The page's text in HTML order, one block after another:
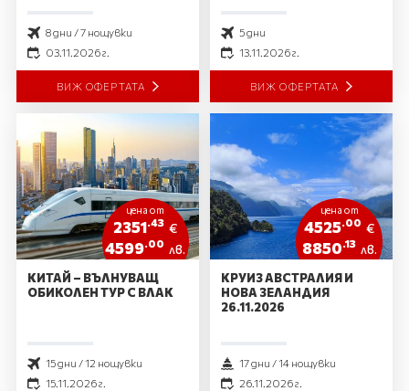
8 дни / 7 нощувки
03.11.2026 г.
ВИЖ ОФЕРТАТА
5 дни
13.11.2026 г.
ВИЖ ОФЕРТАТА
цена от
2351.43 €
4599.00 лв.
КИТАЙ – ВЪЛНУВАЩ
ОБИКОЛЕН ТУР С ВЛАК
15 дни / 12 нощувки
15.11.2026 г.
цена от
4525.00 €
8850.13 лв.
КРУИЗ АВСТРАЛИЯ И
НОВА ЗЕЛАНДИЯ
26.11.2026
17 дни / 14 нощувки
26.11.2026 г.